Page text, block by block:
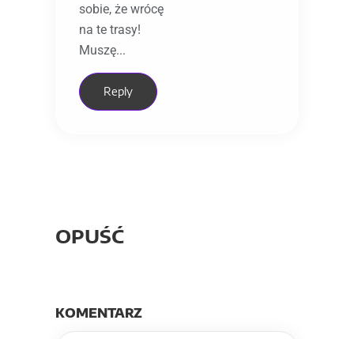
sobie, że wrócę
na te trasy!
Muszę...
Reply
OPUŚĆ
KOMENTARZ